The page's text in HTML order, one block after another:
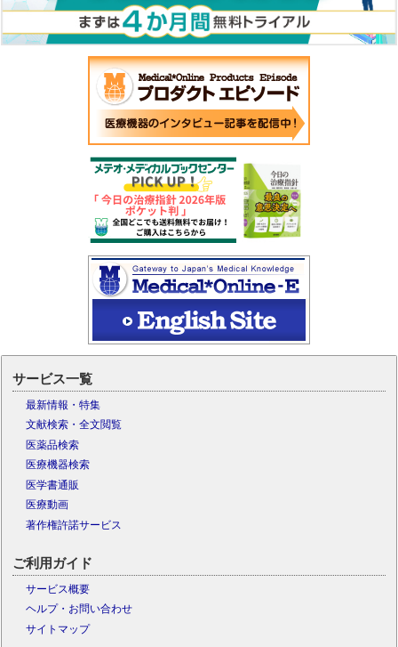
サービス一覧
最新情報・特集
文献検索・全文閲覧
医薬品検索
医療機器検索
医学書通販
医療動画
著作権許諾サービス
ご利用ガイド
サービス概要
ヘルプ・お問い合わせ
サイトマップ